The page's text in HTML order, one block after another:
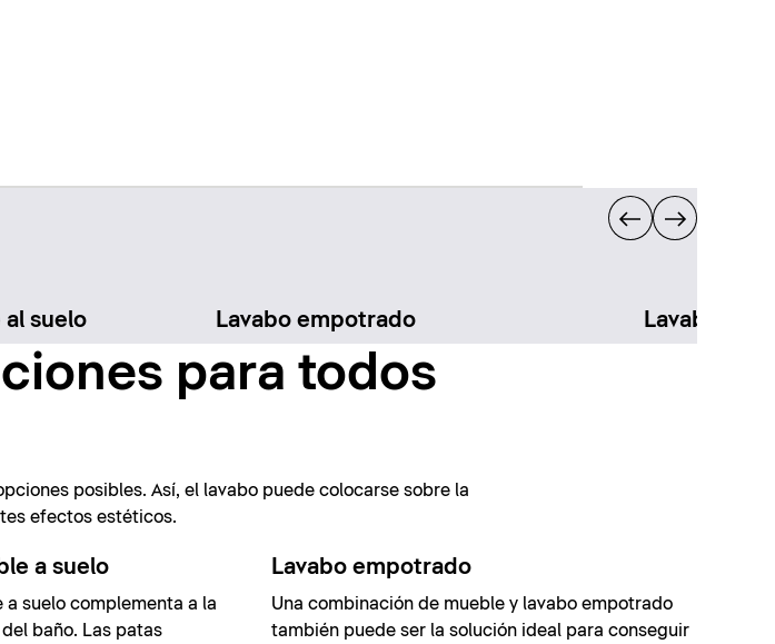
al suelo Lavabo empotrado Lavabo
para todos
posibles. Así, el lavabo puede colocarse sobre la
efectos estéticos.
a suelo
a suelo complementa a la
baño. Las patas
Lavabo empotrado
Una combinación de mueble y lavabo empotrado
también puede ser la solución ideal para conseguir